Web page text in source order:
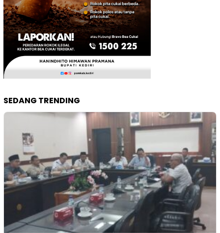
SEDANG TRENDING